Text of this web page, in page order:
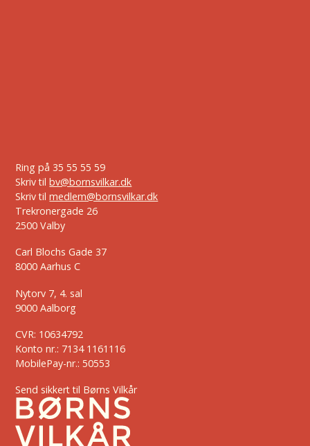
Ring på 35 55 55 59
Skriv tilbv@bornsvilkar.dk
Skriv tilmedlem@bornsvilkar.dk
Trekronergade 26
2500 Valby
Carl Blochs Gade 37
8000 Aarhus C
Nytorv 7, 4. sal
9000 Aalborg
CVR: 10634792
Konto nr.: 7134 1161116
MobilePay-nr.: 50553
Send sikkert til Børns Vilkår